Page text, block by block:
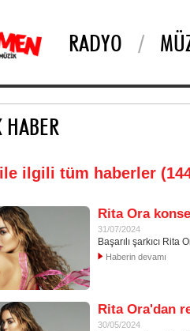
RADYO
ilgili tüm haberler
Rita Ora
31/07/2024
Başarılı şarkıcı Rita
Haberin devamı
Rita Ora'dan
30/05/2024